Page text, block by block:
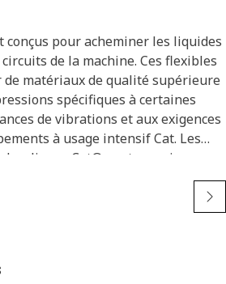
pour acheminer les liquides
de la machine. Ces flexibles
matériaux de qualité supérieure
spécifiques à certaines
de vibrations et aux exigences
à usage intensif Cat. Les
Cat® sont soumis aux
rigoureux du secteur. Chaque
et de raccords Cat® est testée en
un ajustement parfait
température et d’un